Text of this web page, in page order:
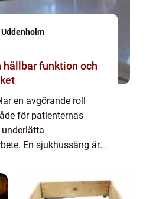
en avgörande roll
för patienternas
En sjukhussäng är